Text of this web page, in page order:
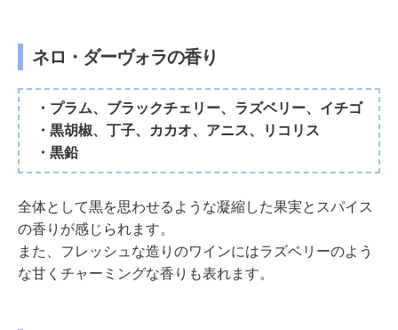
ネロ・ダーヴォラの香り
・プラム、ブラックチェリー、ラズベリー、イチゴ
・黒胡椒、丁子、カカオ、アニス、リコリス
・黒鉛
全体として黒を思わせるような凝縮した果実とスパイス
の香りが感じられます。
また、フレッシュな造りのワインにはラズベリーのよう
な甘くチャーミングな香りも表れます。